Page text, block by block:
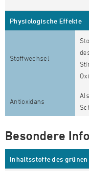
Physiologische Effekte
Stoffwechsel
Antioxidans
Besondere
Inhaltsstoffe des grünen